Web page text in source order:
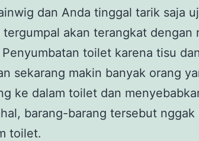
dan Anda tinggal tarik saja
tergumpal akan terangkat dengan
Penyumbatan toilet karena tisu
sekarang makin banyak orang
ke dalam toilet dan
barang-barang tersebut
toilet.